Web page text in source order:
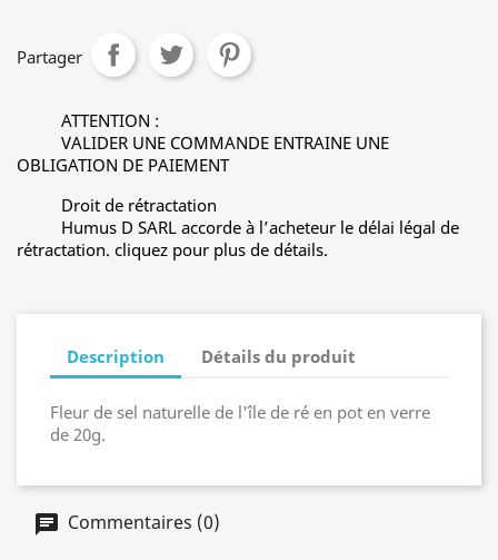
Partager
ATTENTION :
VALIDER UNE COMMANDE ENTRAINE UNE
OBLIGATION DE PAIEMENT
Droit de rétractation
Humus D SARL accorde à l’acheteur le délai légal de
rétractation. cliquez pour plus de détails.
Description Détails du produit
Fleur de sel naturelle de l'île de ré en pot en verre
de 20g.
Commentaires (0)